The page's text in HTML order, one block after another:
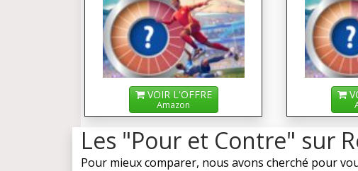
VOIR L'OFFRE
Amazon
Les "Pour et Contre" sur
Pour mieux comparer, nous avons cherché pour